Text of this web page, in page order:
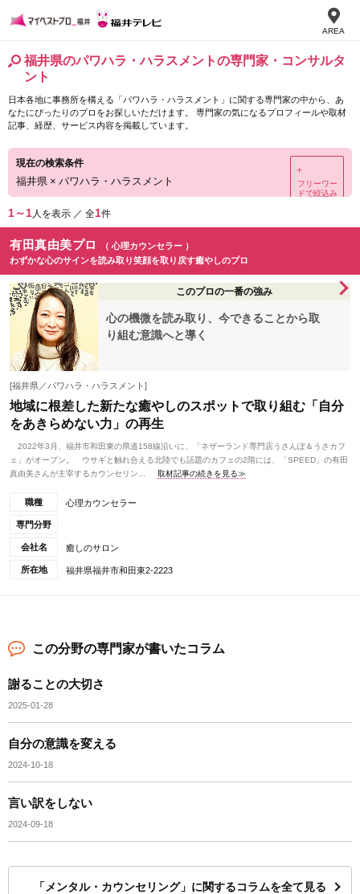
AREA
福井県のパワハラ・ハラスメントの専門家・コンサルタ
ント
日本各地に事務所を構える「パワハラ・ハラスメント」に関する専門家の中から、あ
なたにぴったりのプロをお探しいただけます。 専門家の気になるプロフィールや取材
記事、経歴、サービス内容を掲載しています。
現在の検索条件
福井県 × パワハラ・ハラスメント
＋
フリーワー
ドで絞込み
1～1人を表示 ／ 全1件
有田真由美プロ
（ 心理カウンセラー ）
わずかな心のサインを読み取り笑顔を取り戻す癒やしのプロ
このプロの一番の強み
心の機微を読み取り、今できることから取
り組む意識へと導く
[福井県／パワハラ・ハラスメント]
地域に根差した新たな癒やしのスポットで取り組む「自分
をあきらめない力」の再生
2022年3月、福井市和田東の県道158線沿いに、「ネザーランド専門店うさんぽ＆うさカフ
ェ」がオープン。 ウサギと触れ合える北陸でも話題のカフェの2階には、「SPEED」の有田
真由美さんが主宰するカウンセリン...
取材記事の続きを見る≫
職種 心理カウンセラー
専門分野
会社名 癒しのサロン
所在地 福井県福井市和田東2-2223
この分野の専門家が書いたコラム
謝ることの大切さ
2025-01-28
自分の意識を変える
2024-10-18
言い訳をしない
2024-09-18
「メンタル・カウンセリング」に関するコラムを全て見る